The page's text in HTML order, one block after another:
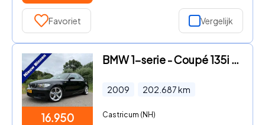
Favoriet Vergelijk
16.950
BMW 1-serie - Coupé 135i High Executive | Origineel NL | Handgeschakeld |
2009 202.687km
Castricum (NH)